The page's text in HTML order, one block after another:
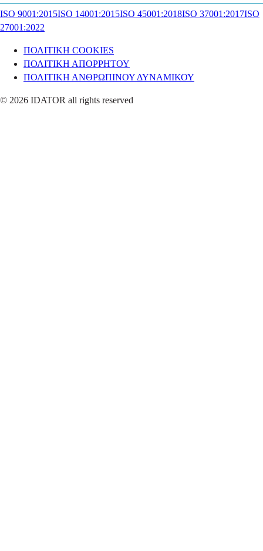
ISO 9001:2015ISO 14001:2015ISO 45001:2018ISO 37001:2017ISO
27001:2022
ΠΟΛΙΤΙΚΗ COOKIES
ΠΟΛΙΤΙΚΗ ΑΠΟΡΡΗΤΟΥ
ΠΟΛΙΤΙΚΗ ΑΝΘΡΩΠΙΝΟΥ ΔΥΝΑΜΙΚΟΥ
© 2026 IDATOR all rights reserved